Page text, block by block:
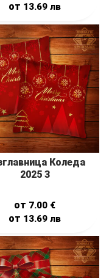
от 13.69лв
Коледа
2025 3
от 7.00 €
от 13.69лв